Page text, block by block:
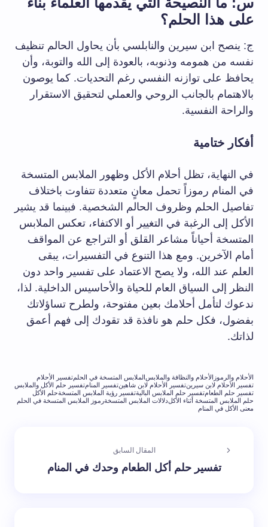
على هذا الحلم؟
ج: ينصح ابن سيرين والنابلسي بأن يحاول الحالم تنظيف
نفسه من همومه وذنوبه، بالعودة إلى الله والتوبة، وأن
يحافظ على توازنه النفسي رغم التحديات. كما يوصون
بالاهتمام بالجانب الروحي والعملي لتحقيق الاستقرار
والراحة النفسية.
أفكار ختامية
في النهاية، تظل أحلام الأكل وظهور الملابس المتسخة
في المنام رموزاً تحمل معانٍ متعددة تتفاوت باختلاف
تفاصيل الحلم وظروف الحالم الشخصية. فبينما قد يشير
الأكل إلى الرغبة في التغيير أو الاكتفاء، تعكس الملابس
المتسخة أحياناً مشاعر القلق أو التراجع عن المواقف
أمام الآخرين. ومع هذا التنوع في التفسيرات، يبقى
العلم عند الله، ولا يصح الاعتماد على تفسير واحد دون
النظر إلى السياق العام للحياة والأحاسيس الداخلية. لذا،
ندعوك لتأمل أحلامك بعين مفتوحة، ولطرح تساؤلاتك
بفضول، فكل حلم هو نافذة قد تقودك إلى فهم أعمق
لذاتك.
الأحلام والرموز الأحلام والنظافة والملابسالملابس المتسخة في الحلمتفسير الأحلام
تفسير الأحلام لابن سيرينتفسير الأحلام لابن شاهينتفسير المنامتفسير حلم الأكل والملابس
تفسير حلم الطعامتفسير حلم الملابس الباليةتفسير رؤية الملابس المتسخةحلم الأكل
حلم الملابس المتسخة أثناء الأكلدلالات الملابس المتسخةرموز الملابس المتسخة في الحلم
معنى الأكل في المنام
المقال السابق
تفسير حلم أكل الطعام وحدك في المنام